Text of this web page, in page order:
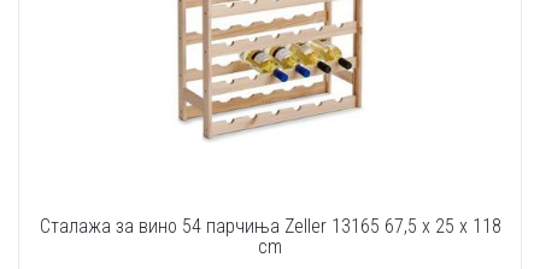
Сталажа за вино 54 парчиња Zeller 13165 67,5 x 25 x 118
cm